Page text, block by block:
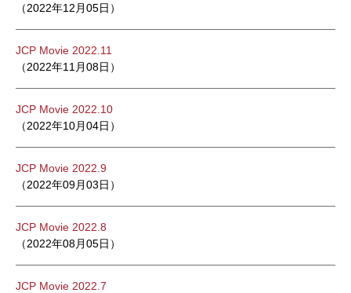
（2022年12月05日）
JCP Movie 2022.11
（2022年11月08日）
JCP Movie 2022.10
（2022年10月04日）
JCP Movie 2022.9
（2022年09月03日）
JCP Movie 2022.8
（2022年08月05日）
JCP Movie 2022.7